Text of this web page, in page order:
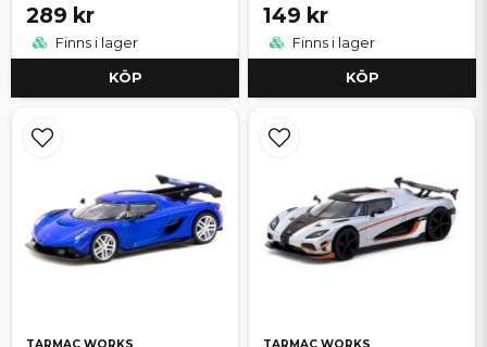
289 kr
Finns i lager
KÖP
149 kr
Finns i lager
KÖP